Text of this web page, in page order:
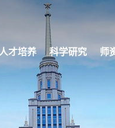
人才培养 科学研究 师